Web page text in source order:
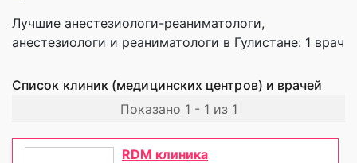
Лучшие анестезиологи-реаниматологи,
анестезиологи и реаниматологи в Гулистане: 1 врач
Список клиник (медицинских центров) и врачей
Показано 1 - 1 из 1
RDM клиника